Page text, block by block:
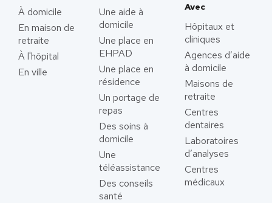
À domicile
En maison de
retraite
À l'hôpital
En ville
Une aide à
domicile
Une place en
EHPAD
Une place en
résidence
Un portage de
repas
Des soins à
domicile
Une
téléassistance
Des conseils
santé
Avec
Hôpitaux et
cliniques
Agences d’aide
à domicile
Maisons de
retraite
Centres
dentaires
Laboratoires
d’analyses
Centres
médicaux